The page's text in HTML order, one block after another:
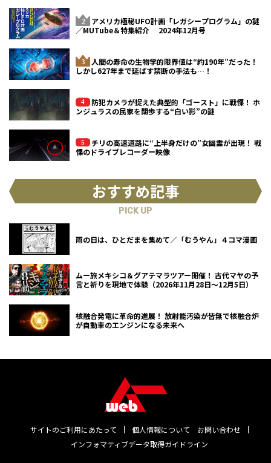
アメリカ極秘UFO計画「レガシープログラム」の謎
／MUTube＆特集紹介 2024年12月号
人間の寿命の生物学的限界値は“約190年”だった！
しかし627年まで延ばす禁断の手法も…！
防犯カメラが捉えた典型的「ゴースト」に戦慄！ ホ
ンジュラスの民家を闊歩する“白い影”の謎
チリの高速道路に“上半身だけの”女幽霊が出現！ 戦
慄のドライブレコーダー映像
おすすめ記事
PICK UP
雨の日は、ひとだまを集めて／「むうやん」４コマ漫画
ムー旅メキシコ＆グアテマラツアー開催！ 古代マヤの予
言と祈りを現地で体験（2026年11月28日～12月5日）
核融合発電に革命的進展！ 放射能汚染が皆無で核融合炉
が自動車のエンジンになる未来へ
サイトのご利用にあたって 個人情報について
お問い合わせ
インフォマティブデータ取得ガイドライン